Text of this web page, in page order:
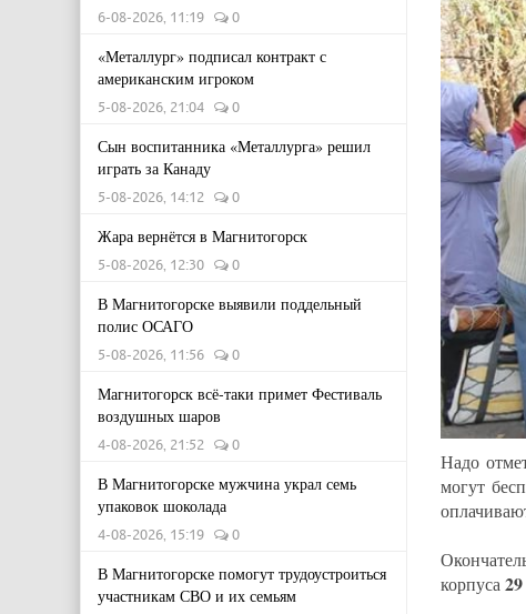
6-08-2026, 11:19 0
«Металлург» подписал контракт с
американским игроком
5-08-2026, 21:04 0
Сын воспитанника «Металлурга» решил
играть за Канаду
5-08-2026, 14:12 0
Жара вернётся в Магнитогорск
5-08-2026, 12:30 0
В Магнитогорске выявили поддельный
полис ОСАГО
5-08-2026, 11:56 0
Магнитогорск всё-таки примет Фестиваль
воздушных шаров
4-08-2026, 21:52 0
В Магнитогорске мужчина украл семь
упаковок шоколада
4-08-2026, 15:19 0
В Магнитогорске помогут трудоустроиться
участникам СВО и их семьям
Надо
могут
корпуса